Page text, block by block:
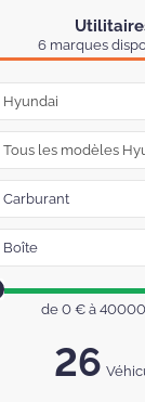
6 marques
Hyundai
Tous les modèles
Carburant
Boîte
de 0€ à 40000
26